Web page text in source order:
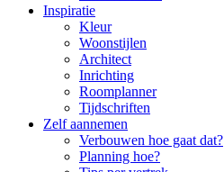
Inspiratie
Kleur
Woonstijlen
Architect
Inrichting
Roomplanner
Tijdschriften
Zelf aannemen
Verbouwen hoe gaat dat?
Planning hoe?